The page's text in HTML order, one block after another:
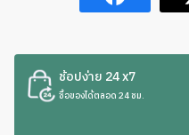
ช้อปง่าย 24 x7
ซื้อของได้ตลอด 24 ชม.